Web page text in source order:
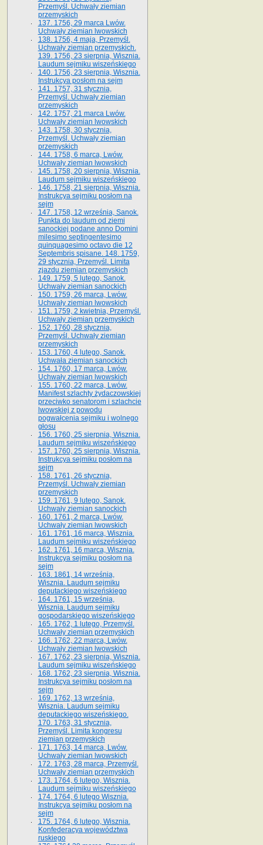
Przemyśl. Uchwały ziemian
przemyskich
137. 1756, 29 marca Lwów.
Uchwały ziemian lwowskich
138. 1756, 4 maja, Przemyśl.
Uchwały ziemian przemyskich.
139. 1756, 23 sierpnia, Wisznia.
Laudum sejmiku wiszeńskiego
140. 1756, 23 sierpnia, Wisznia.
Instrukcya posłom na sejm
141. 1757, 31 stycznia,
Przemyśl. Uchwały ziemian
przemyskich
142. 1757, 21 marca Lwów.
Uchwały ziemian lwowskich
143. 1758, 30 stycznia,
Przemyśl. Uchwały ziemian
przemyskich
144. 1758, 6 marca, Lwów.
Uchwały ziemian lwowskich
145. 1758, 20 sierpnia, Wisznia.
Laudum sejmiku wiszeńskiego
146. 1758, 21 sierpnia, Wisznia.
Instrukcya sejmiku posłom na
sejm
147. 1758, 12 września, Sanok.
Punkta do laudum od ziemi
sanockiej podane anno Domini
milesimo septingentesimo
quinquagesimo octavo die 12
Septembris spisane. 148. 1759,
29 stycznia, Przemyśl. Limita
zjazdu ziemian przemyskich
149. 1759, 5 lutego, Sanok.
Uchwały ziemian sanockich
150. 1759, 26 marca, Lwów.
Uchwały ziemian lwowskich
151. 1759, 2 kwietnia, Przemyśl.
Uchwały ziemian przemyskich
152. 1760, 28 stycznia,
Przemyśl. Uchwały ziemian
przemyskich
153. 1760, 4 lutego, Sanok.
Uchwała ziemian sanockich
154. 1760, 17 marca, Lwów.
Uchwały ziemian lwowskich
155. 1760, 22 marca, Lwów.
Manifest szlachty żydaczowskiej
przeciwko senatorom i szlachcie
lwowskiej z po­wodu
pogwałcenia sejmiku i wolnego
głosu
156. 1760, 25 sierpnia, Wisznia.
Laudum sejmiku wiszeńskiego
157. 1760, 25 sierpnia, Wisznia.
Instrukcya sejmiku posłom na
sejm
158. 1761, 26 stycznia,
Przemyśl. Uchwały ziemian
przemyskich
159. 1761, 9 lutego, Sanok.
Uchwały ziemian sanockich
160. 1761, 2 marca, Lwów.
Uchwały ziemian lwowskich
161. 1761, 16 marca, Wisznia.
Laudum sejmiku wiszeńskiego
162. 1761, 16 marca, Wisznia.
Instrukcya sejmiku posłom na
sejm
163. 1861, 14 września,
Wisznia. Laudum sejmiku
deputackiego wiszeńskiego
164. 1761, 15 września,
Wisznia. Laudum sejmiku
gospodarskiego wiszeńskiego
165. 1762, 1 lutego, Przemyśl.
Uchwały ziemian przemyskich
166. 1762, 22 marca, Lwów.
Uchwały ziemian lwowskich
167. 1762, 23 sierpnia, Wisznia.
Laudum sejmiku wiszeńskiego
168. 1762, 23 sierpnia, Wisznia.
Instrukcya sejmiku posłom na
sejm
169. 1762, 13 września,
Wisznia. Laudum sejmiku
deputackiego wiszeńskiego.
170. 1763, 31 stycznia,
Przemyśl. Limita kongresu
ziemian przemyskich
171. 1763, 14 marca, Lwów.
Uchwały ziemian lwowskich
172. 1763, 28 marca, Przemyśl.
Uchwały ziemian przemyskich
173. 1764, 6 lutego, Wisznia.
Laudum sejmiku wiszeńskiego
174. 1764, 6 lutego Wisznia.
Instrukcya sejmiku posłom na
sejm
175. 1764, 6 lutego, Wisznia.
Konfederacya województwa
ruskiego